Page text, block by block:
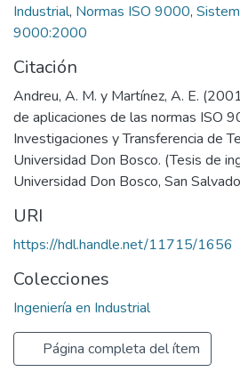
Industrial, Normas ISO 9000,
9000:2000
Citación
Andreu, A. M. y Martínez, A. E.
de aplicaciones de las normas ISO
Investigaciones y Transferencia de
Universidad Don Bosco. (Tesis de
Universidad Don Bosco, San
URI
https://hdl.handle.net/11715/1656
Colecciones
Ingeniería en Industrial
Página completa del ítem